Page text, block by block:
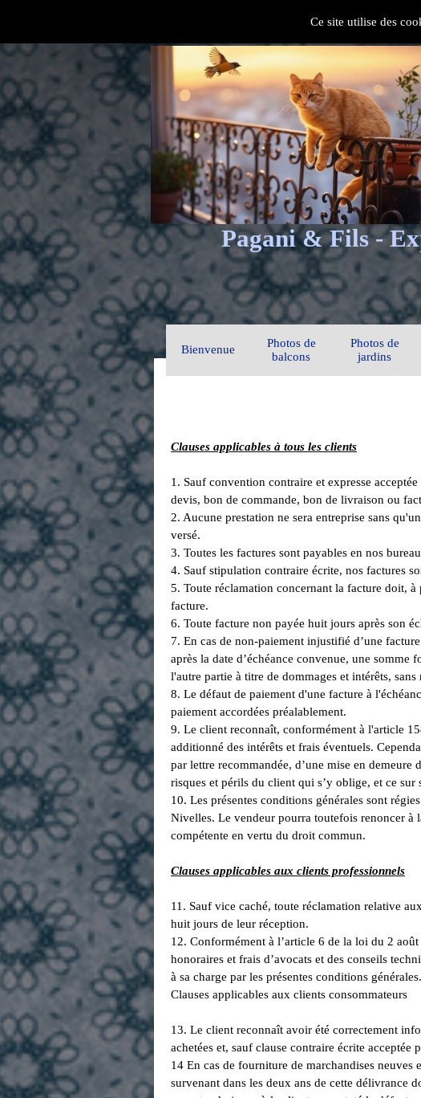
Ce site utilise des
Pagani & Fils -
Bienvenue
Photos de
balcons
Photos de
jardins
Clauses applicables à tous les clients
1. Sauf convention contraire et expresse
devis, bon de commande, bon de livraison ou
2. Aucune prestation ne sera entreprise sans
versé.
3. Toutes les factures sont payables en nos
4. Sauf stipulation contraire écrite, nos factures
5. Toute réclamation concernant la facture doit,
facture.
6. Toute facture non payée huit jours après son
7. En cas de non-paiement injustifié d’une
après la date d’échéance convenue, une
l'autre partie à titre de dommages et intérêts,
8. Le défaut de paiement d'une facture à
paiement accordées préalablement.
9. Le client reconnaît, conformément à l'article
additionné des intérêts et frais éventuels.
par lettre recommandée, d’une mise en
risques et périls du client qui s’y oblige, et ce sur
10. Les présentes conditions générales sont
Nivelles. Le vendeur pourra toutefois renoncer à
compétente en vertu du droit commun.
Clauses applicables aux clients professionnels
11. Sauf vice caché, toute réclamation relative
huit jours de leur réception.
12. Conformément à l’article 6 de la loi du 2
honoraires et frais d’avocats et des conseils
à sa charge par les présentes conditions générales.
Clauses applicables aux clients consommateurs
13. Le client reconnaît avoir été correctement
achetées et, sauf clause contraire écrite acceptée
14 En cas de fourniture de marchandises
survenant dans les deux ans de cette délivrance